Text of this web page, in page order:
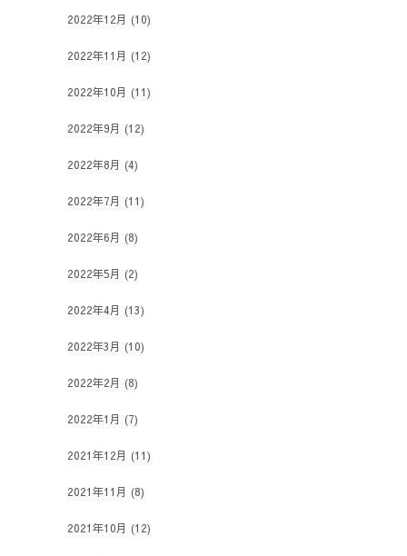
2022年12月 (10)
2022年11月 (12)
2022年10月 (11)
2022年9月 (12)
2022年8月 (4)
2022年7月 (11)
2022年6月 (8)
2022年5月 (2)
2022年4月 (13)
2022年3月 (10)
2022年2月 (8)
2022年1月 (7)
2021年12月 (11)
2021年11月 (8)
2021年10月 (12)